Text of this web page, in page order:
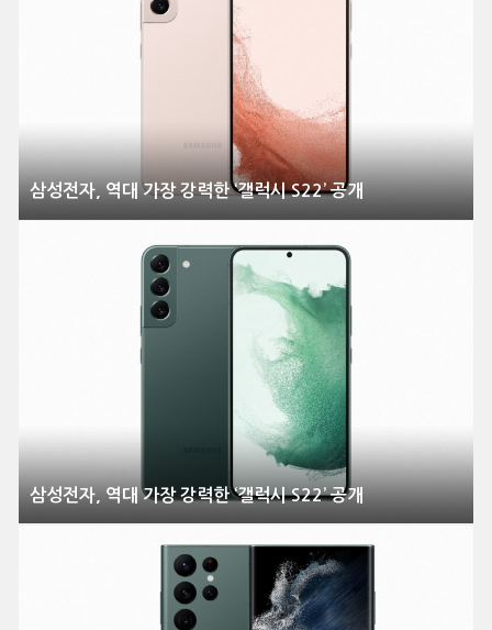
삼성전자, 역대 가장 강력한 ‘갤럭시 S22’ 공개
삼성전자, 역대 가장 강력한 ‘갤럭시 S22’ 공개